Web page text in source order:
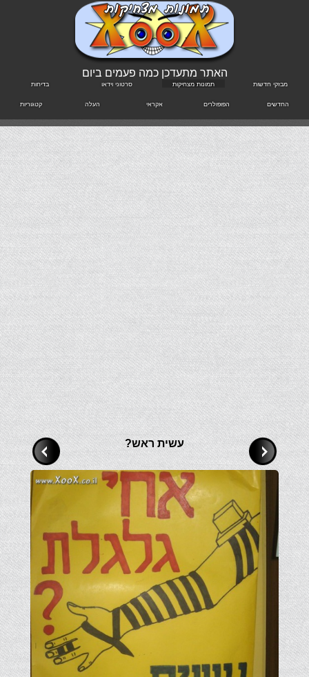
האתר מתעדכן כמה פעמים ביום
מבזקי חדשות תמונות מצחיקות סרטוני וידאו בדיחות
החדשים הפופולרים אקראי העלה קטגוריות
עשית ראש?